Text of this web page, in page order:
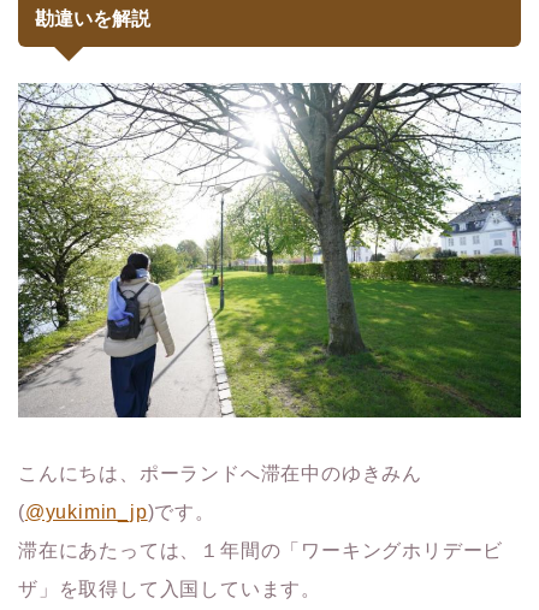
勘違いを解説
こんにちは、ポーランドへ滞在中のゆきみん
(@yukimin_jp)です。
滞在にあたっては、１年間の「ワーキングホリデービ
ザ」を取得して入国しています。